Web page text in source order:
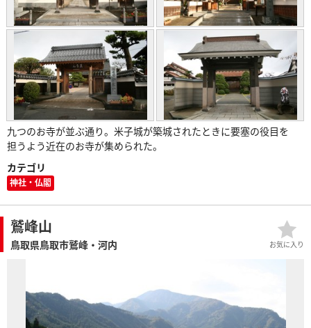
九つのお寺が並ぶ通り。米子城が築城されたときに要塞の役目を
担うよう近在のお寺が集められた。
カテゴリ
神社・仏閣
鷲峰山
鳥取県鳥取市鷲峰・河内 お気に入り